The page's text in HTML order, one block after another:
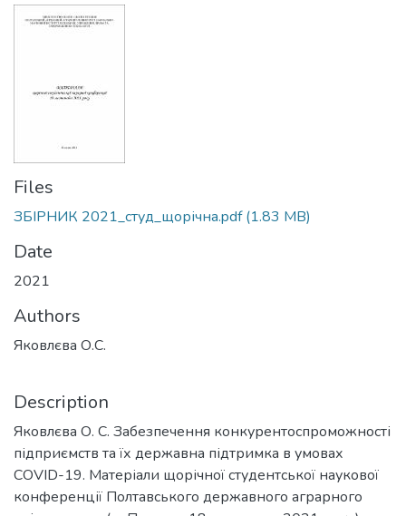
Files
ЗБІРНИК 2021_студ_щорічна.pdf(1.83 MB)
Date
2021
Authors
Яковлєва О.С.
Description
Яковлєва О. С. Забезпечення конкурентоспроможності
підприємств та їх державна підтримка в умовах
COVID-19. Матеріали щорічної студентської наукової
конференції Полтавського державного аграрного